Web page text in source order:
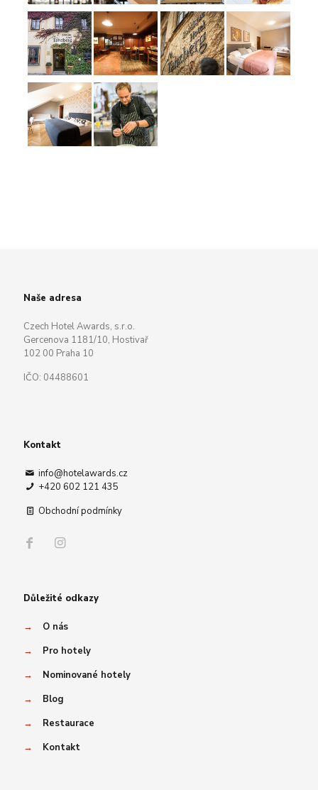
Naše adresa
Czech Hotel Awards, s.r.o.
Gercenova 1181/10, Hostivař
102 00 Praha 10
IČO: 04488601
Kontakt
info@hotelawards.cz
+420 602 121 435
Obchodní podmínky
Důležité odkazy
→
O nás
→
Pro hotely
→
Nominované hotely
→
Blog
→
Restaurace
→
Kontakt